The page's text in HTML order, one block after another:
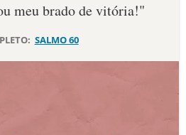
meu brado de vitória!"
SALMO 60